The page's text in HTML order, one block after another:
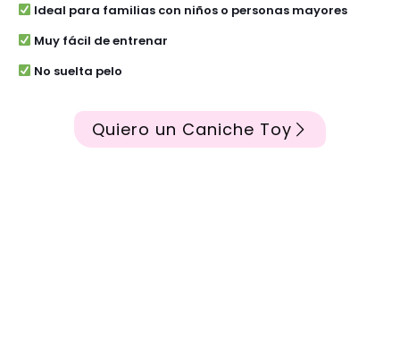
Ideal para familias con niños o personas mayores
Muy fácil de entrenar
No suelta pelo
Quiero un Caniche Toy